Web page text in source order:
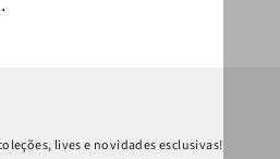
lives e novidades esclusivas!